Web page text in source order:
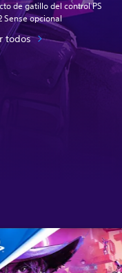
de gatillo del control PS
Sense opcional
todos